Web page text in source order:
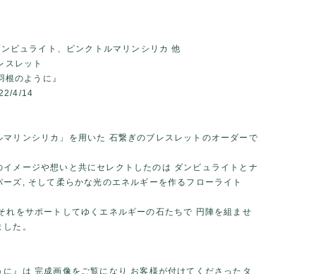
ビュライト、ピンクトルマリンシリカ 他
レット
のように』
4/14
マリンシリカ」を用いた 石繋ぎのブレスレットのオーダーで
イメージや想いと共にセレクトしたのは ダンビュライトとナ
ーズ, そして柔らかな光のエネルギーを作るフローライト
れをサポートしてゆくエネルギーの石たちで 円陣を組ませ
た。
に』は 完成画像をご覧になり お客様が付けてくださったタ